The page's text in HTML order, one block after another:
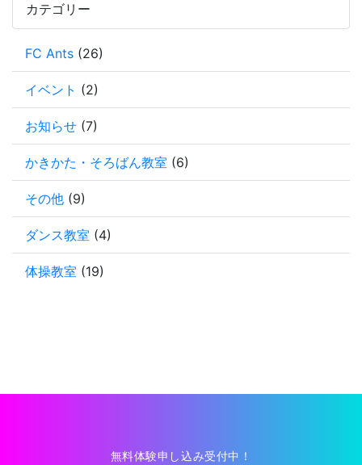
カテゴリー
FC Ants (26)
イベント (2)
お知らせ (7)
かきかた・そろばん教室 (6)
その他 (9)
ダンス教室 (4)
体操教室 (19)
無料体験申し込み受付中！